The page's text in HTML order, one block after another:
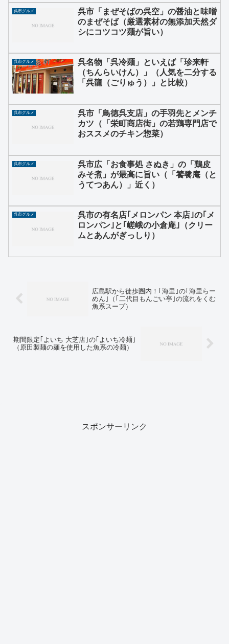
呉市グルメ
呉市「まぜそばの呉空」の醤油と味噌
のまぜそば（厳選素材の無添加天然ダ
シにコツコツ麺が旨い）
呉市グルメ
呉名物「呉冷麺」といえば「珍来軒
（ちんらいけん）」（人気を二分する
「呉龍（ごりゅう）」と比較）
呉市グルメ
呉市「鳥徳呉支店」の手羽先とメンチ
カツ（「栄町商店街」の若鶏専門店で
おススメのチキン惣菜）
呉市グルメ
呉市広「お食事処 さぬき」の「鶏皮
みそ煮」が最高に旨い（「饕餮庵（と
うてつあん）」近く）
呉市グルメ
呉市の有名店｢メロンパン 本店｣の｢メ
ロンパン｣と｢嵯峨の小倉庵｣（クリー
ムとあんがぎっしり）
広島駅から徒歩圏内！｢海里｣の｢海里らー
めん｣（｢二代目もんごい亭｣の流れをくむ
魚系スープ）
期間限定｢よいち 大芝店｣の｢よいち冷麺｣
（原田製麺の麺を使用した魚系の冷麺）
スポンサーリンク